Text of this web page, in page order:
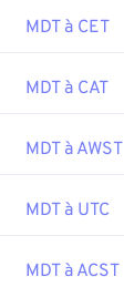
MDT à CET
MDT à CAT
MDT à AWST
MDT à UTC
MDT à ACST